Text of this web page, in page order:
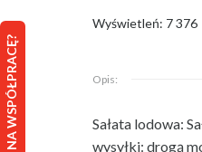
Wyświetleń: 7 376
Opis:
Sałata lodowa:
wysyłki: drogą